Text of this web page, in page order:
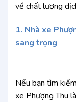
về chất lượng
1. Nhà xe
sang trọng
Nếu bạn tìm
xe Phượng Thu